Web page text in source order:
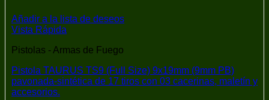
Añadir a la lista de deseos
Vista Rápida
Pistolas - Armas de Fuego
Pistola TAURUS TS9 (Full Size) 9x19mm (9mm PB)
pavonada-sintética de 17 tiros con 03 cacerinas, maletín y
accesorios.